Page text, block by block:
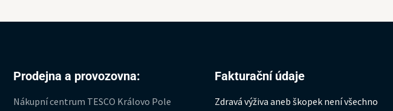
Prodejna a provozovna:
Nákupní centrum TESCO Královo Pole
Fakturační údaje
Zdravá výživa aneb škopek není všechno